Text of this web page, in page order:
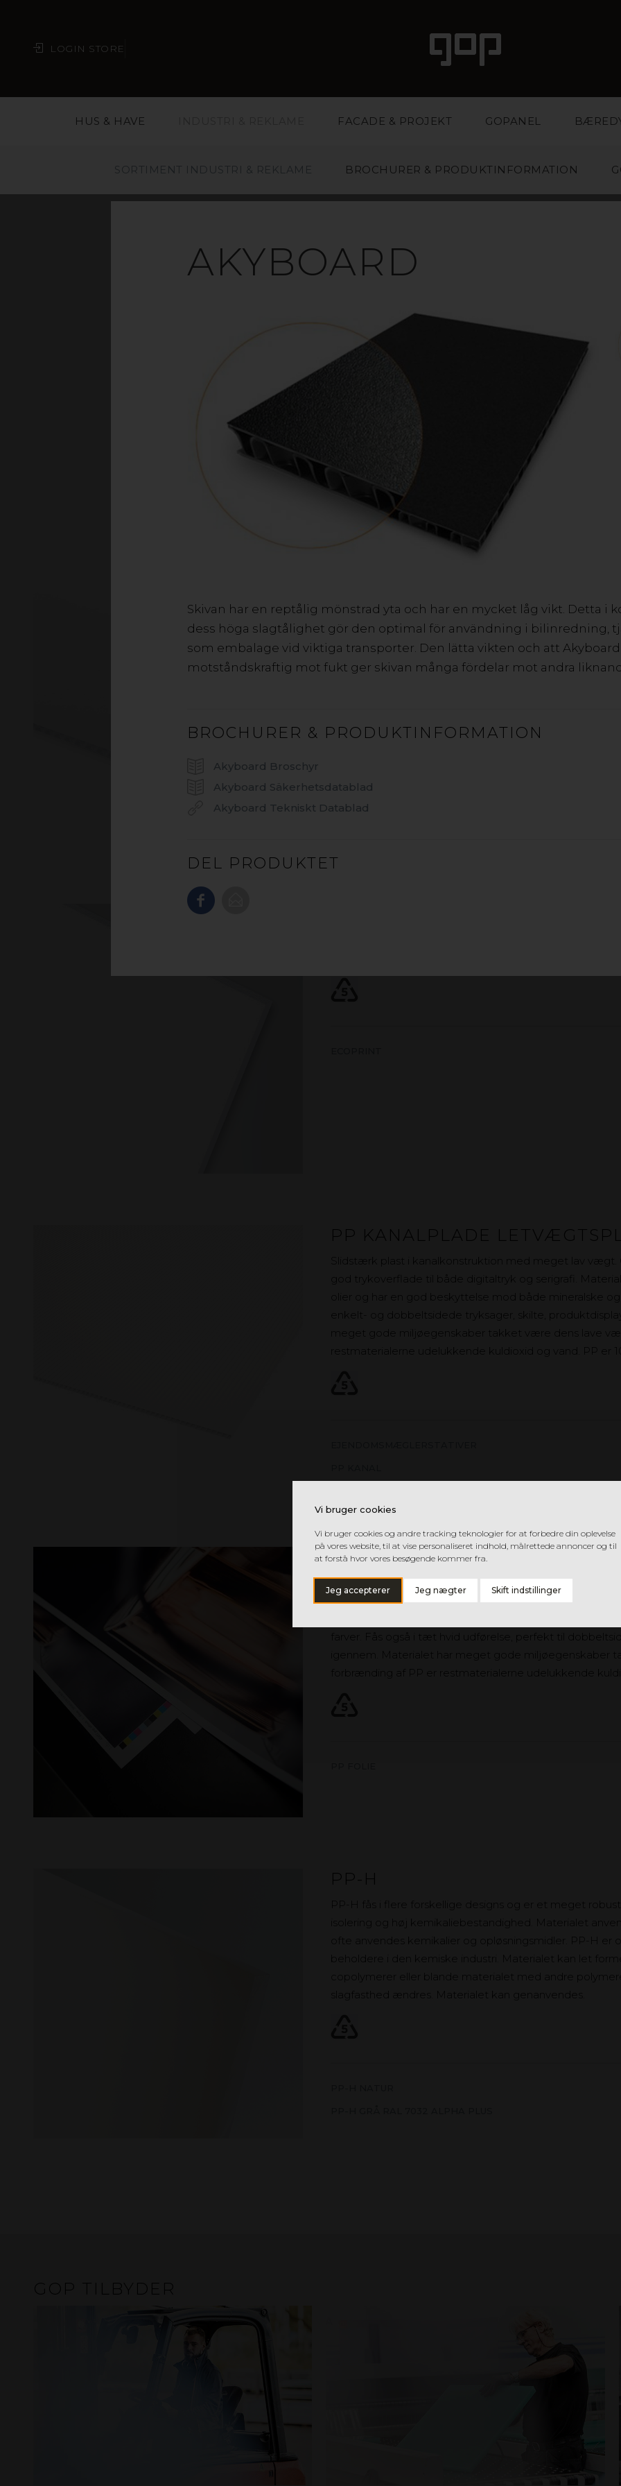
Vi bruger cookies
Vi bruger cookies og andre tracking teknologier for at forbedre din oplevelse
på vores website, til at vise personaliseret indhold, målrettede annoncer og til
at forstå hvor vores besøgende kommer fra.
Jeg accepterer Jeg nægter Skift indstillinger
LOGIN STORE
HUS & HAVE FACADE & PROJEKT GOPANEL
SORTIMENT INDUSTRI & REKLAME BROCHURER & PRODUKTINFORMATION
AKYBOARD
Skivan har en reptålig mönstrad yta och har en mycket låg vikt. Detta i
dess höga slagtålighet gör den optimal för användning i bilinredning,
som embalage vid viktiga transporter. Den lätta vikten och att
motståndskraftig mot fukt ger skivan många fördelar mot andra
BROCHURER & PRODUKTINFORMATION
Akyboard Broschyr
Akyboard Säkerhetsdatablad
Akyboard Tekniskt Datablad
DEL PRODUKTET
POLYPROPYLEN
Polypropylen/PP er en slagfast plasttype, som i basisudførelsen er klar,
et ubegrænset antal farver. Materialet er velegnet til mange
printapplikationer, samtidigt med at det kan både bøjes og stanses. Ved
behandlet overflade for de bedste resultater. Materialet kan
Vores brede udvalg af polypropylen er specielt udviklet til at
bæredygtige alternative materialer til reklame og
VIL DU VIDE MER? KONTAKT OS!
Sandwichplade med tre lag polypropylen: Et
får sin lethed og stivhed fra kernens bobler. Materialet
Materialets plane og corona-behandlede overflader
enkelt- og dobbeltsidede applikationer, der kræver lav
gode miljøegenskaber takket være dens lave vægt og
AKYLITE 3R REC
Genanvendeligt skummateriale af polypropylen med
PP KANALPLADE
Slidstærk plast i kanalkonstruktion med meget lav
god trykoverflade til både digitaltryk og serigrafi.
olier og har en god beskyttelse mod både mineralske
enkelt- og dobbeltsidede tryksager, skilte,
meget gode miljøegenskaber takket være dens lave
restmaterialerne udelukkende kuldioxid og vand. PP er
PP FOLIE
Slagfast folie med lav egenvægt. Ideel til
skiltematerialer eller som fugtbeskyttelse under
men farveskalaen er i princippet næsten uendelig, da
farver. Fås også i tæt hvid udførelse, perfekt til
igennem. Materialet har meget gode
forbrænding af PP er restmaterialerne udelukkende
PP-H
PP-H fås i flere forskellige designs og er et meget
isolering og høj kemikaliebestandighed. Materialet
ofte anvendes kemikalier og opløsningsmidler. PP-H
beholdere i den kemiske industri. Materialet kan let
copolymerer eller blande materialet med andre
slagfasthed ændres. Materialet kan genanvendes.